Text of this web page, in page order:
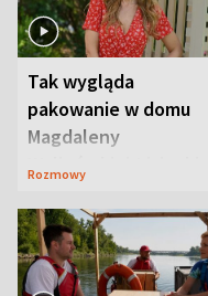
Tak wygląda
pakowanie w domu
Magdaleny
Waligórskiej-Lisieckiej.
Rozmowy